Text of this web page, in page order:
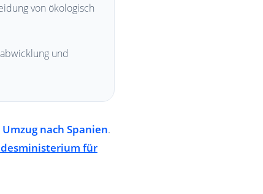
von ökologisch
und
Umzug nach Spanien.
für